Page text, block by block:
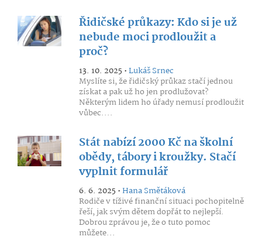
Řidičské průkazy: Kdo si je už
nebude moci prodloužit a
proč?
13. 10. 2025 •Lukáš Srnec
Myslíte si, že řidičský průkaz stačí jednou
získat a pak už ho jen prodlužovat?
Některým lidem ho úřady nemusí prodloužit
vůbec....
Stát nabízí 2000 Kč na školní
obědy, tábory i kroužky. Stačí
vyplnit formulář
6. 6. 2025 •Hana Smětáková
Rodiče v tíživé finanční situaci pochopitelně
řeší, jak svým dětem dopřát to nejlepší.
Dobrou zprávou je, že o tuto pomoc
můžete...